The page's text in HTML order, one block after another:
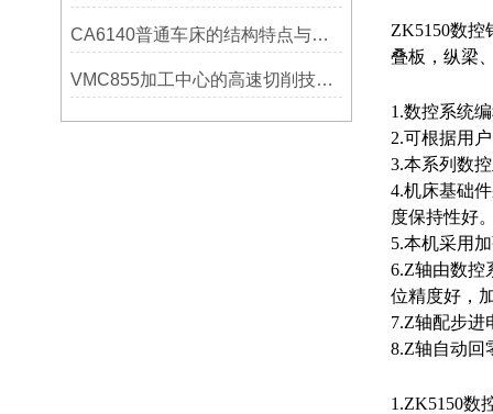
CA6140普通车床的结构特点与工作原理解析
VMC855加工中心的高速切削技术介绍
ZK5150数控
叠板，纵梁
1.数控系统
2.可根据用
3.本系列 数
4.机床基础
度保持性好
5.本机采用
6.Z轴由数控
位精度好，
7.Z轴配步进
8.Z轴自动回
1.ZK5150数